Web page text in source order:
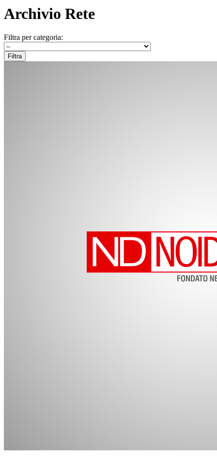
Archivio Rete
Filtra per categoria: